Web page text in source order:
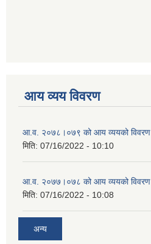
आय व्यय विवरण
आ.व. २०७८।०७९ को आय व्ययको विवरण
मिति: 07/16/2022 - 10:10
आ.व. २०७७।०७८ को आय व्ययको विवरण
मिति: 07/16/2022 - 10:08
अन्य